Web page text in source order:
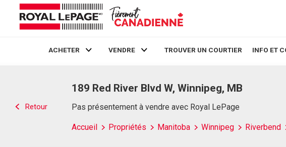
ACHETER VENDRE TROUVER UN COURTIER INFO ET
Retour
189 Red River Blvd W, Winnipeg, MB
Pas présentement à vendre avec Royal LePage
Accueil Propriétés Manitoba Winnipeg Riverbend